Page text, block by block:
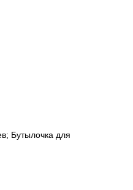
Бутылочка для